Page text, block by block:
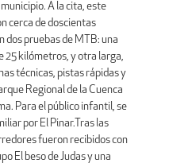
A la cita, este
cerca de doscientas
dos pruebas de MTB: una
25 kilómetros, y otra larga,
técnicas, pistas rápidas y
Regional de la Cuenca
Para el público infantil, se
por El Pinar.Tras las
fueron recibidos con
El beso de Judas y una